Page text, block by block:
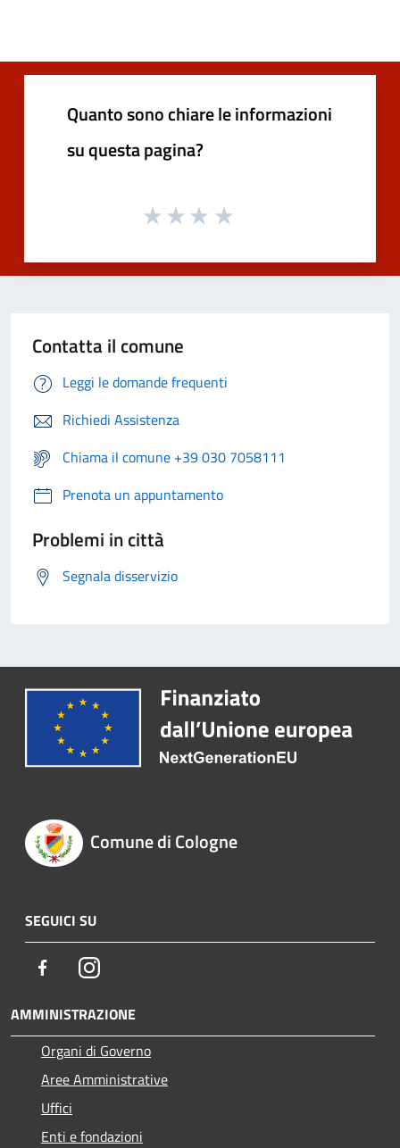
Quanto sono chiare le informazioni
su questa pagina?
Contatta il comune
Leggi le domande frequenti
Richiedi Assistenza
Chiama il comune +39 030 7058111
Prenota un appuntamento
Problemi in città
Segnala disservizio
Comune di Cologne
SEGUICI SU
FacebookInstagram
AMMINISTRAZIONE
Organi di Governo
Aree Amministrative
Uffici
Enti e fondazioni